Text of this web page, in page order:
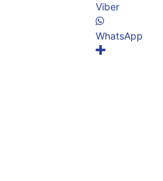
Viber
WhatsApp